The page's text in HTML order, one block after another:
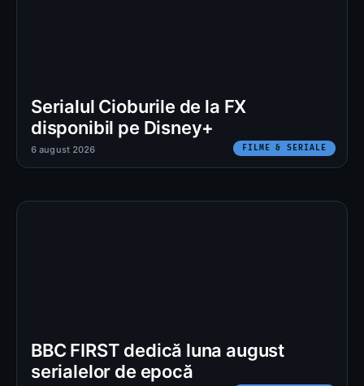
Serialul Cioburile de la FX
disponibil pe Disney+
FILME & SERIALE
6 august 2026
BBC FIRST dedică luna august
serialelor de epocă